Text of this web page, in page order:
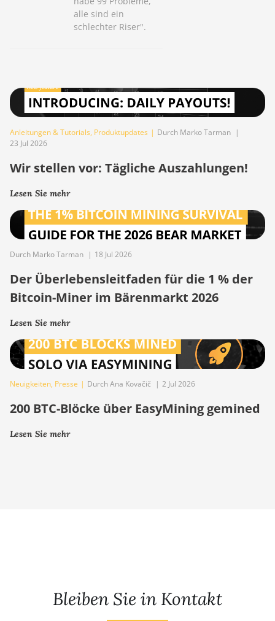
alle sind ein
schlechter Riser".
Anleitungen & Tutorials, Produktupdates | Durch Marko Tarman |
23 Jul 2026
Wir stellen vor: Tägliche Auszahlungen!
Lesen Sie mehr
Durch Marko Tarman | 18 Jul 2026
Der Überlebensleitfaden für die 1 % der
Bitcoin-Miner im Bärenmarkt 2026
Lesen Sie mehr
Neuigkeiten, Presse | Durch Ana Kovačič | 2 Jul 2026
200 BTC-Blöcke über EasyMining gemined
Lesen Sie mehr
Bleiben Sie in Kontakt